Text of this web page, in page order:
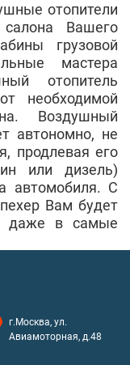
отопители
Вашего
грузовой
мастера
отопитель
необходимой
Воздушный
автономно, не
продлевая его
или дизель)
автомобиля. С
Вам будет
даже в самые
г.Москва, ул.
Авиамоторная, д.48